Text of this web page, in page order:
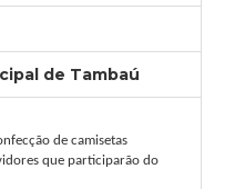
de Tambaú
de camisetas
que participarão do